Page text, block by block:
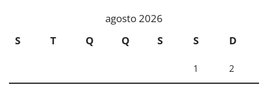
agosto 2026
S
T Q Q S S D
1 2